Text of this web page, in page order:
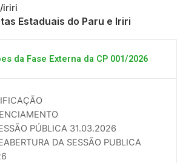
iriri
Estaduais do Paru e Iriri
da Fase Externa da CP 001/2026
PÚBLICA 31.03.2026
DA SESSÃO PUBLICA